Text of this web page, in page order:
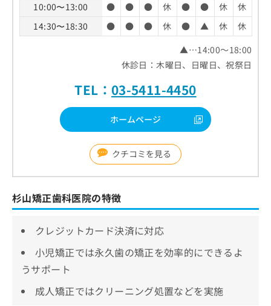
10:00〜13:00
● ● ● 休 ● ● 休
休
14:30〜18:30
● ● ● 休 ● ▲ 休
休
▲…14:00～18:00
休診日：木曜日、日曜日、祝祭日
TEL： 03-5411-4450
ホームページ
クチコミを見る
杉山矯正歯科医院の特徴
クレジットカード決済に対応
小児矯正では永久歯の矯正を効率的にできるよ
うサポート
成人矯正ではクリーニング処置などを実施